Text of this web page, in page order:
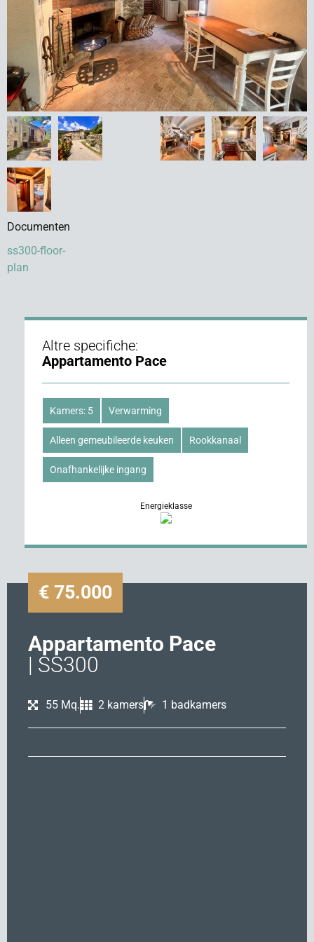
Documenten
ss300-floor-
plan
Altre specifiche:
Appartamento Pace
Kamers: 5 Verwarming
Alleen gemeubileerde keuken Rookkanaal
Onafhankelijke ingang
Energieklasse
€ 75.000
Appartamento Pace
| SS300
55 Mq. 2 kamers 1 badkamers